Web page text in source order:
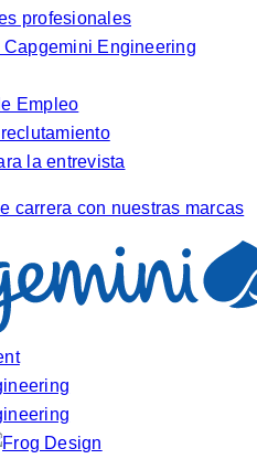
profesionales
Capgemini Engineering
Empleo
la entrevista
carrera con nuestras marcas